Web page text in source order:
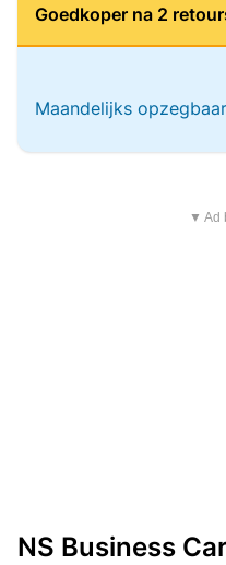
Goedkoper na 2
Maandelijks opzegbaar
▼ Ad
NS Business